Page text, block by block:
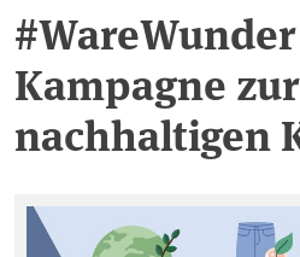
Kampagne
nachhaltigen